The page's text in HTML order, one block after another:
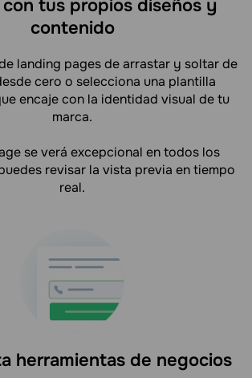
tus propios diseños y
contenido
landing pages de arrastar y soltar de
cero o selecciona una plantilla
encaje con la identidad visual de tu
marca.
se verá excepcional en todos los
revisar la vista previa en tiempo
real.
herramientas de negocios